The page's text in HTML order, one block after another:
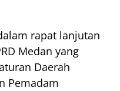
rapat lanjutan
Medan yang
Daerah
Pemadam